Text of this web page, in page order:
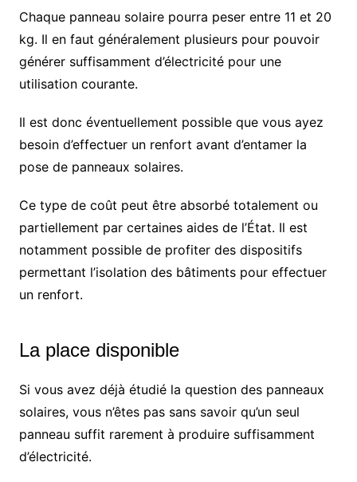
Chaque panneau solaire pourra peser entre 11 et 20
kg. Il en faut généralement plusieurs pour pouvoir
générer suffisamment d’électricité pour une
utilisation courante.
Il est donc éventuellement possible que vous ayez
besoin d’effectuer un renfort avant d’entamer la
pose de panneaux solaires.
Ce type de coût peut être absorbé totalement ou
partiellement par certaines aides de l’État. Il est
notamment possible de profiter des dispositifs
permettant l’isolation des bâtiments pour effectuer
un renfort.
La place disponible
Si vous avez déjà étudié la question des panneaux
solaires, vous n’êtes pas sans savoir qu’un seul
panneau suffit rarement à produire suffisamment
d’électricité.